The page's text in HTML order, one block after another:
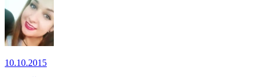
10.10.2015